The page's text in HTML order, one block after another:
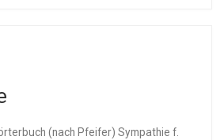
(nach Pfeifer) Sympathie f.